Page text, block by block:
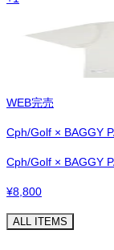
WEB完売
Cph/Golf × BAGGY
Cph/Golf × BAGGY
¥8,800
ALL ITEMS